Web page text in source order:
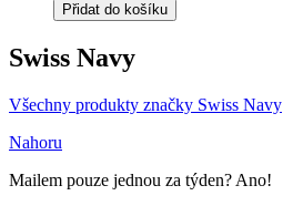
Přidat do košíku
Swiss Navy
Všechny produkty značky Swiss Navy
Nahoru
Mailem pouze jednou za týden? Ano!